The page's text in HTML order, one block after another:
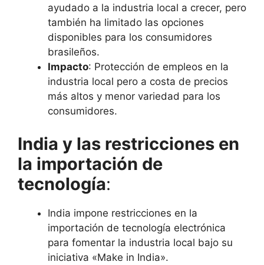
ayudado a la industria local a crecer, pero
también ha limitado las opciones
disponibles para los consumidores
brasileños.
Impacto: Protección de empleos en la
industria local pero a costa de precios
más altos y menor variedad para los
consumidores.
India y las restricciones en
la importación de
tecnología:
India impone restricciones en la
importación de tecnología electrónica
para fomentar la industria local bajo su
iniciativa «Make in India».